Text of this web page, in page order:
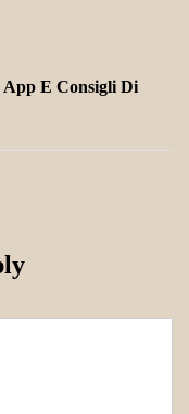
E Consigli Di